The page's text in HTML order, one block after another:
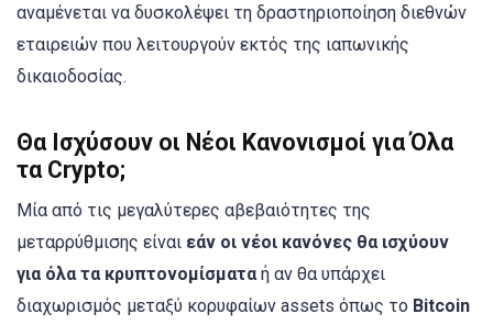
αναμένεται να δυσκολέψει τη δραστηριοποίηση διεθνών
εταιρειών που λειτουργούν εκτός της ιαπωνικής
δικαιοδοσίας.
Θα Ισχύσουν οι Νέοι Κανονισμοί για Όλα
τα Crypto;
Μία από τις μεγαλύτερες αβεβαιότητες της
μεταρρύθμισης είναι εάν οι νέοι κανόνες θα ισχύουν
για όλα τα κρυπτονομίσματαή αν θα υπάρχει
διαχωρισμός μεταξύ κορυφαίων assets όπως το Bitcoin